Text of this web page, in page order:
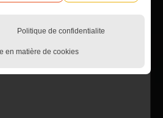
Politique de confidentialite
en matière de cookies